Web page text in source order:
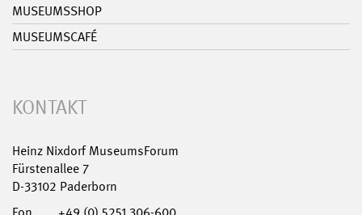
MUSEUMSSHOP
MUSEUMSCAFÉ
KONTAKT
Heinz Nixdorf MuseumsForum
Fürstenallee 7
D-33102 Paderborn